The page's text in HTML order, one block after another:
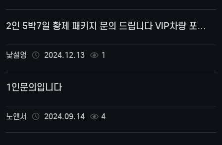
2인 5박7일 황제 패키지 문의 드립니다 VIP차량 포…
낯설엉 2024.12.13 1
1인문의입니다
노앤서 2024.09.14 4